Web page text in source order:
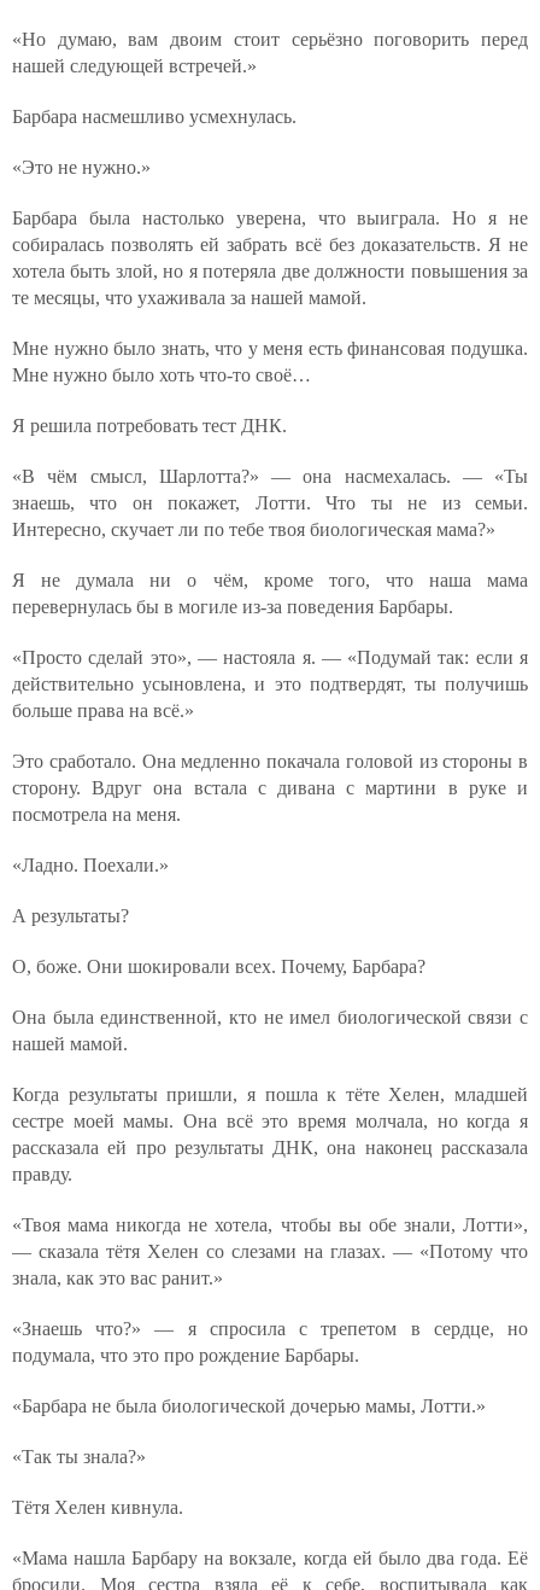
«Но думаю, вам двоим стоит серьёзно поговорить перед
нашей следующей встречей.»
Барбара насмешливо усмехнулась.
«Это не нужно.»
Барбара была настолько уверена, что выиграла. Но я не
собиралась позволять ей забрать всё без доказательств. Я не
хотела быть злой, но я потеряла две должности повышения за
те месяцы, что ухаживала за нашей мамой.
Мне нужно было знать, что у меня есть финансовая подушка.
Мне нужно было хоть что-то своё…
Я решила потребовать тест ДНК.
«В чём смысл, Шарлотта?» — она насмехалась. — «Ты
знаешь, что он покажет, Лотти. Что ты не из семьи.
Интересно, скучает ли по тебе твоя биологическая мама?»
Я не думала ни о чём, кроме того, что наша мама
перевернулась бы в могиле из-за поведения Барбары.
«Просто сделай это», — настояла я. — «Подумай так: если я
действительно усыновлена, и это подтвердят, ты получишь
больше права на всё.»
Это сработало. Она медленно покачала головой из стороны в
сторону. Вдруг она встала с дивана с мартини в руке и
посмотрела на меня.
«Ладно. Поехали.»
А результаты?
О, боже. Они шокировали всех. Почему, Барбара?
Она была единственной, кто не имел биологической связи с
нашей мамой.
Когда результаты пришли, я пошла к тёте Хелен, младшей
сестре моей мамы. Она всё это время молчала, но когда я
рассказала ей про результаты ДНК, она наконец рассказала
правду.
«Твоя мама никогда не хотела, чтобы вы обе знали, Лотти»,
— сказала тётя Хелен со слезами на глазах. — «Потому что
знала, как это вас ранит.»
«Знаешь что?» — я спросила с трепетом в сердце, но
подумала, что это про рождение Барбары.
«Барбара не была биологической дочерью мамы, Лотти.»
«Так ты знала?»
Тётя Хелен кивнула.
«Мама нашла Барбару на вокзале, когда ей было два года. Её
бросили. Моя сестра взяла её к себе, воспитывала как